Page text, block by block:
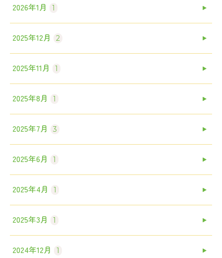
2026年1月 1
2025年12月 2
2025年11月 1
2025年8月 1
2025年7月 3
2025年6月 1
2025年4月 1
2025年3月 1
2024年12月 1